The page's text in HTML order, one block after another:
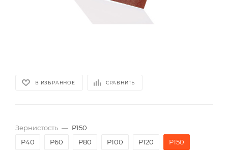
В ИЗБРАННОЕ СРАВНИТЬ
Зернистость — P150
P40
P60 P80 P100 P120 P150